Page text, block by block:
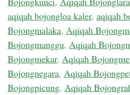
aqiqah bojongloa kaler, aqiqah
Bojongmalaka, Aqiqah
Bojongmanggu, Aqiqah
Bojongmekar, Aqiqah
Bojongnegara, Aqiqah
Bojongpicung, Aqiqah